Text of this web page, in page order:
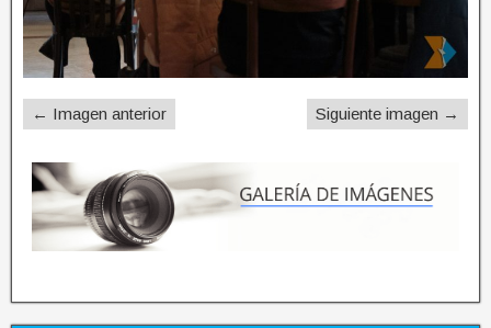
← Imagen anterior Siguiente imagen →